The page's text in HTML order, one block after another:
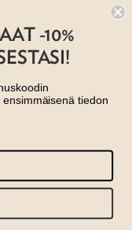
-10%
tiedon